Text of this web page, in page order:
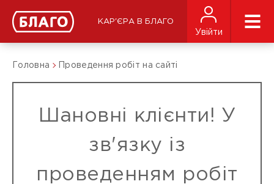
КАР'ЄРА В БЛАГО
Увійти
Головна Проведення робіт на сайті
Шановні клієнти! У
зв'язку із
проведенням робіт